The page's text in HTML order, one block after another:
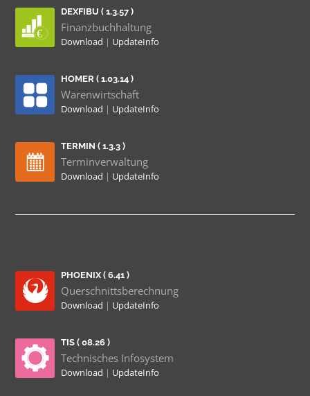
DEXFIBU ( 1.3.57 )
Finanzbuchhaltung
Download | UpdateInfo
HOMER ( 1.03.14 )
Warenwirtschaft
Download | UpdateInfo
TERMIN ( 1.3.3 )
Terminverwaltung
Download | UpdateInfo
PHOENIX ( 6.41 )
Querschnittsberechnung
Download | UpdateInfo
TIS ( 08.26 )
Technisches Infosystem
Download | UpdateInfo